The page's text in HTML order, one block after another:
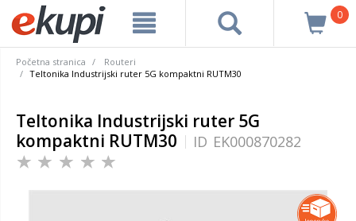
0
Početna stranica
Routeri
Teltonika Industrijski ruter 5G kompaktni RUTM30
Teltonika Industrijski ruter 5G
kompaktni RUTM30
ID EK000870282